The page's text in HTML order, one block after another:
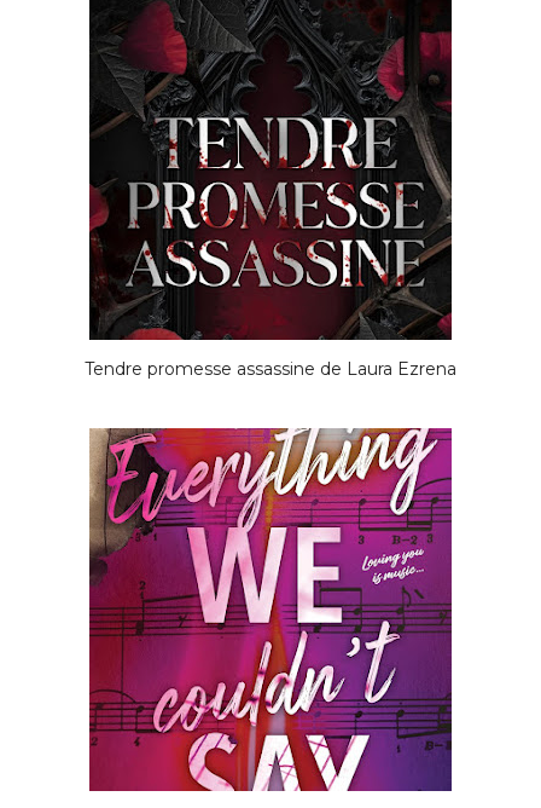
Tendre promesse assassine de Laura Ezrena